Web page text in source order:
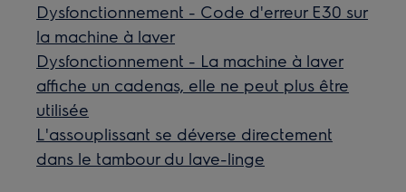
Dysfonctionnement - Code d'erreur E30 sur
la machine à laver
Dysfonctionnement - La machine à laver
affiche un cadenas, elle ne peut plus être
utilisée
L'assouplissant se déverse directement
dans le tambour du lave-linge